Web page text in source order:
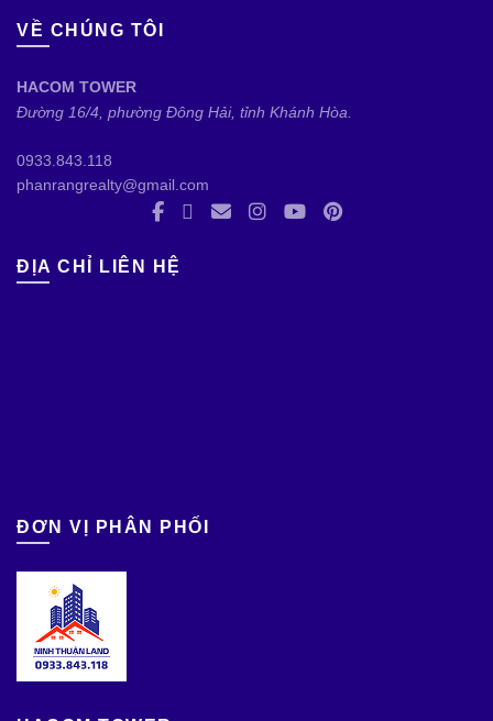
VỀ CHÚNG TÔI
HACOM TOWER
Đường 16/4, phường Đông Hải, tỉnh Khánh Hòa.
0933.843.118
phanrangrealty@gmail.com
ĐỊA CHỈ LIÊN HỆ
ĐƠN VỊ PHÂN PHỐI